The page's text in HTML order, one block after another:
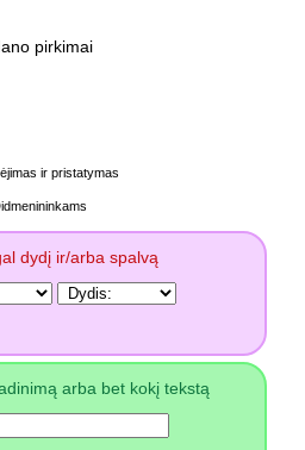
pirkimai
ir pristatymas
dydį ir/arba spalvą
arba bet kokį tekstą